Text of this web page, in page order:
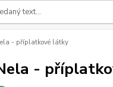
- příplatkové látky
-